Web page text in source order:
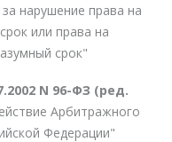
нарушение права на
или права на
срок"
N 96-ФЗ (ред.
Арбитражного
Федерации"